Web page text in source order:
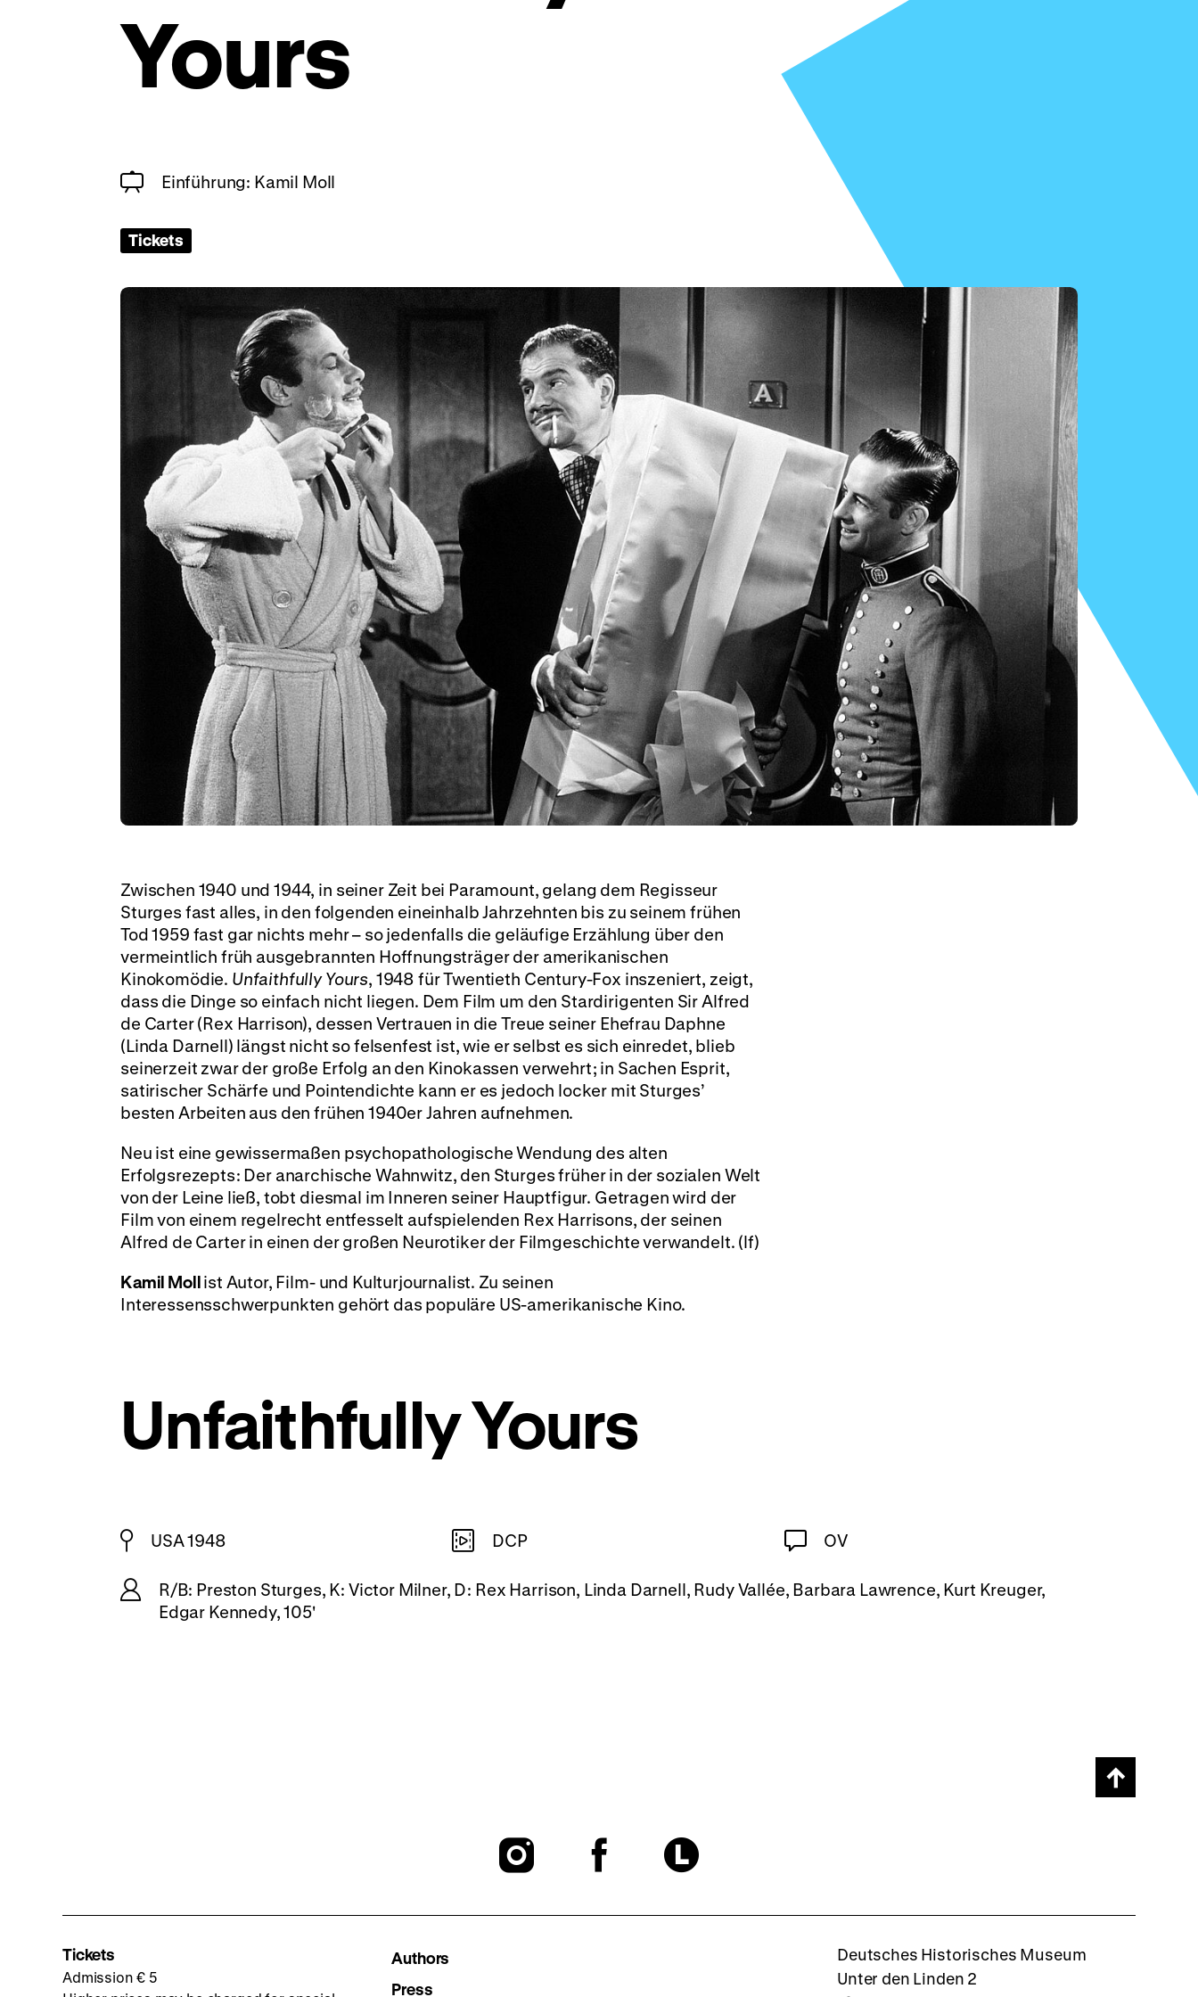
Yours
Einführung: Kamil Moll
Tickets
Zwischen 1940 und 1944, in seiner Zeit bei Paramount, gelang dem Regisseur
Sturges fast alles, in den folgenden eineinhalb Jahrzehnten bis zu seinem frühen
Tod 1959 fast gar nichts mehr – so jedenfalls die geläufige Erzählung über den
vermeintlich früh ausgebrannten Hoffnungsträger der amerikanischen
Kinokomödie. Unfaithfully Yours, 1948 für Twentieth Century-Fox inszeniert, zeigt,
dass die Dinge so einfach nicht liegen. Dem Film um den Stardirigenten Sir Alfred
de Carter (Rex Harrison), dessen Vertrauen in die Treue seiner Ehefrau Daphne
(Linda Darnell) längst nicht so felsenfest ist, wie er selbst es sich einredet, blieb
seinerzeit zwar der große Erfolg an den Kinokassen verwehrt; in Sachen Esprit,
satirischer Schärfe und Pointendichte kann er es jedoch locker mit Sturges’
besten Arbeiten aus den frühen 1940er Jahren aufnehmen.
Neu ist eine gewissermaßen psychopathologische Wendung des alten
Erfolgsrezepts: Der anarchische Wahnwitz, den Sturges früher in der sozialen Welt
von der Leine ließ, tobt diesmal im Inneren seiner Hauptfigur. Getragen wird der
Film von einem regelrecht entfesselt aufspielenden Rex Harrisons, der seinen
Alfred de Carter in einen der großen Neurotiker der Filmgeschichte verwandelt. (lf)
Kamil Mollist Autor, Film- und Kulturjournalist. Zu seinen
Interessensschwerpunkten gehört das populäre US-amerikanische Kino.
Unfaithfully Yours
USA 1948 DCP OV
R/B: Preston Sturges, K: Victor Milner, D: Rex Harrison, Linda Darnell, Rudy Vallée, Barbara Lawrence, Kurt Kreuger,
Edgar Kennedy, 105'
Scroll
page
To
To
To
Letterboxd
Tickets
Admission € 5
Authors
Press
Deutsches Historisches Museum
Unter den Linden 2